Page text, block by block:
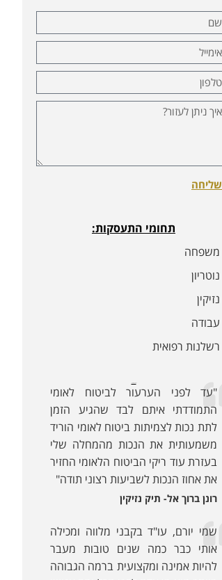
שליחה
תחומי התעסקות:
משפחה
נוטריון
נזיקין
עבודה
רשלנות רפואית
"עד לפני הערעור לביטוח לאומי
התמודדתי איתם לבד שהגיע הזמן
לתת נכות לצמיתות ביטוח לאומי הוריד
משמעותית את הנכות מהמחלה שלי
בעזרת עוד ריקי הביטוח הלאומי החזיר
את אחוז הנכות לשביעות רצוני תודה"
רונן ברוך אל- תיק נזיקין
שמי יורם, עו"ד בקבני מלווה ומכילה
אותי כבר כמה שנים טובות מעבר
להיות אמינה ומקצועית ברמה הגבוהה